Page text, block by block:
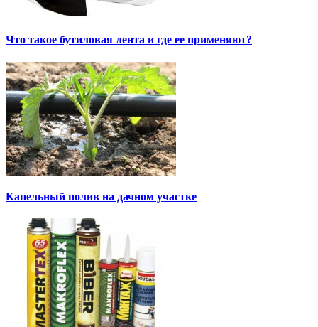
Что такое бутиловая лента и где ее применяют?
Капельный полив на дачном участке